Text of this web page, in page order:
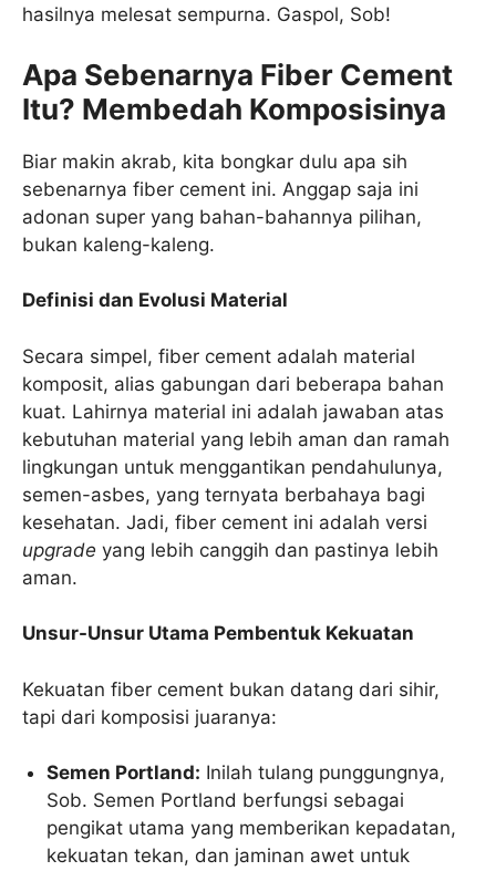
hasilnya melesat sempurna. Gaspol, Sob!
Apa Sebenarnya Fiber Cement
Itu? Membedah Komposisinya
Biar makin akrab, kita bongkar dulu apa sih
sebenarnya fiber cement ini. Anggap saja ini
adonan super yang bahan-bahannya pilihan,
bukan kaleng-kaleng.
Definisi dan Evolusi Material
Secara simpel, fiber cement adalah material
komposit, alias gabungan dari beberapa bahan
kuat. Lahirnya material ini adalah jawaban atas
kebutuhan material yang lebih aman dan ramah
lingkungan untuk menggantikan pendahulunya,
semen-asbes, yang ternyata berbahaya bagi
kesehatan. Jadi, fiber cement ini adalah versi
upgrade yang lebih canggih dan pastinya lebih
aman.
Unsur-Unsur Utama Pembentuk Kekuatan
Kekuatan fiber cement bukan datang dari sihir,
tapi dari komposisi juaranya:
Semen Portland: Inilah tulang punggungnya,
Sob. Semen Portland berfungsi sebagai
pengikat utama yang memberikan kepadatan,
kekuatan tekan, dan jaminan awet untuk